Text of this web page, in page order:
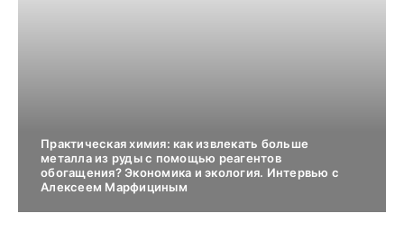
Практическая химия: как извлекать больше
металла из руды с помощью реагентов
обогащения? Экономика и экология. Интервью с
Алексеем Марфициным